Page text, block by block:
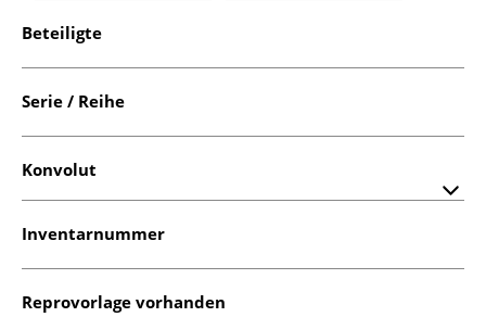
Beteiligte
Serie / Reihe
Konvolut
Inventarnummer
Reprovorlage vorhanden